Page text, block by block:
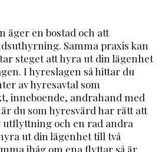
äger en bostad och att
Samma praxis kan
steget att hyra ut din lägenhet
I hyreslagen så hittar du
av hyresavtal som
inneboende, andrahand med
du som hyresvärd har rätt att
utflyttning och en rad andra
ut din lägenhet till två
ihåg om ena flyttar så är